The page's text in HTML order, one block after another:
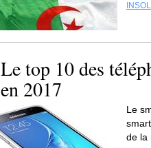
Le top 10 des
en 2017
Le
de la